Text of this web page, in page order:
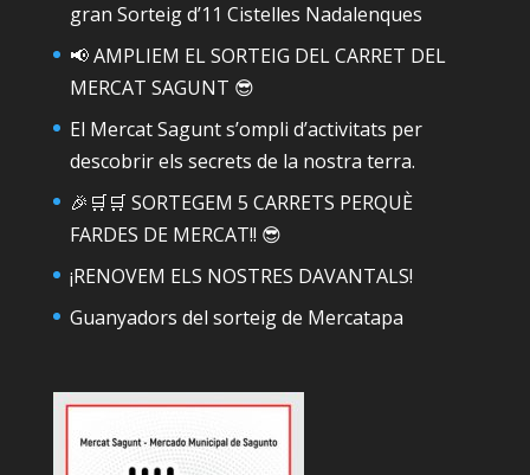
gran Sorteig d’11 Cistelles Nadalenques
📢 AMPLIEM EL SORTEIG DEL CARRET DEL
MERCAT SAGUNT 😎
El Mercat Sagunt s’ompli d’activitats per
descobrir els secrets de la nostra terra.
🎉🛒🛒 SORTEGEM 5 CARRETS PERQUÈ
FARDES DE MERCAT!! 😎
¡RENOVEM ELS NOSTRES DAVANTALS!
Guanyadors del sorteig de Mercatapa